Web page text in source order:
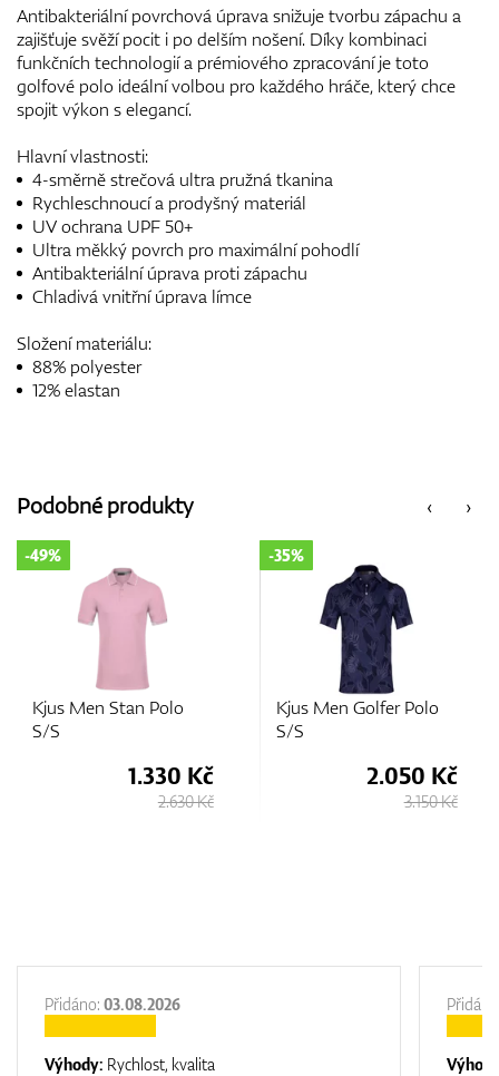
Antibakteriální povrchová úprava snižuje tvorbu zápachu a
zajišťuje svěží pocit i po delším nošení. Díky kombinaci
funkčních technologií a prémiového zpracování je toto
golfové polo ideální volbou pro každého hráče, který chce
spojit výkon s elegancí.
Hlavní vlastnosti:
4-směrně strečová ultra pružná tkanina
Rychleschnoucí a prodyšný materiál
UV ochrana UPF 50+
Ultra měkký povrch pro maximální pohodlí
Antibakteriální úprava proti zápachu
Chladivá vnitřní úprava límce
Složení materiálu:
88% polyester
12% elastan
‹
Podobné produkty ›
Kjus Men Golfer Polo
S/S
-35%
2.050 Kč
3.150 Kč
Kjus Men Spot Printed
Polo S/S
-35%
2.230 Kč
3.430 Kč
Přidáno: 03.08.2026
Výhody: Rychlost, kvalita